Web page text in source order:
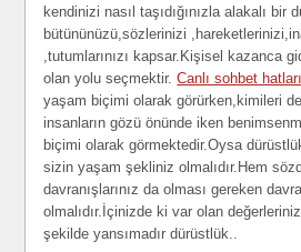
kendinizi nasıl taşıdığınızla alakalı bir
bütününüzü,sözlerinizi
,tutumlarınızı kapsar.Kişisel kazanca
olan yolu seçmektir.Canlı sohbet hatları
yaşam biçimi olarak görürken,kimileri
insanların gözü önünde iken
biçimi olarak görmektedir.Oysa
sizin yaşam şekliniz olmalıdır.Hem
davranışlarınız da olması gereken
olmalıdır.İçinizde ki var olan
şekilde yansımadır dürüstlük..